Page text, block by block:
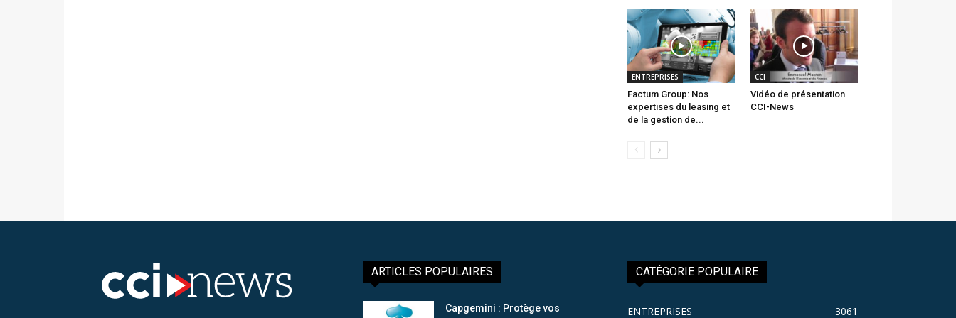
ENTREPRISES
Factum Group: Nos
expertises du leasing et
de la gestion de...
CCI
Vidéo de présentation
CCI-News
ARTICLES POPULAIRES
Capgemini : Protège vos
CATÉGORIE POPULAIRE
ENTREPRISES 3061